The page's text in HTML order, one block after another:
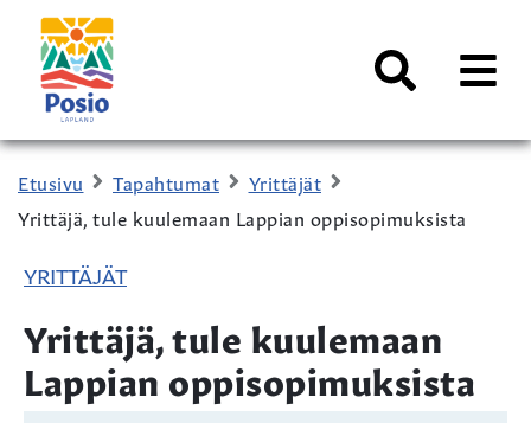
Siirry sisältöön
Kaupungin
logo
AVAA
Etusivu Tapahtumat
Yrittäjät
Yrittäjä, tule kuulemaan Lappian oppisopimuksista
YRITTÄJÄT
Yrittäjä, tule kuulemaan
Lappian oppisopimuksista